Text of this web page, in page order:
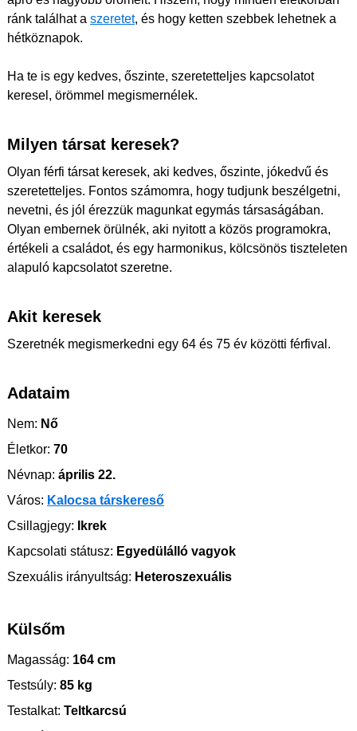
ránk találhat a szeretet, és hogy ketten szebbek lehetnek a
hétköznapok.
Ha te is egy kedves, őszinte, szeretetteljes kapcsolatot
keresel, örömmel megismernélek.
Milyen társat keresek?
Olyan férfi társat keresek, aki kedves, őszinte, jókedvű és
szeretetteljes. Fontos számomra, hogy tudjunk beszélgetni,
nevetni, és jól érezzük magunkat egymás társaságában.
Olyan embernek örülnék, aki nyitott a közös programokra,
értékeli a családot, és egy harmonikus, kölcsönös tiszteleten
alapuló kapcsolatot szeretne.
Akit keresek
Szeretnék megismerkedni egy 64 és 75 év közötti férfival.
Adataim
Nem: Nő
Életkor: 70
Névnap: április 22.
Város: Kalocsa társkereső
Csillagjegy: Ikrek
Kapcsolati státusz: Egyedülálló vagyok
Szexuális irányultság: Heteroszexuális
Külsőm
Magasság: 164 cm
Testsúly: 85 kg
Testalkat: Teltkarcsú